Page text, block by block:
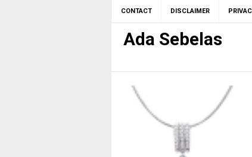
CONTACT DISCLAIMER
Ada Sebelas